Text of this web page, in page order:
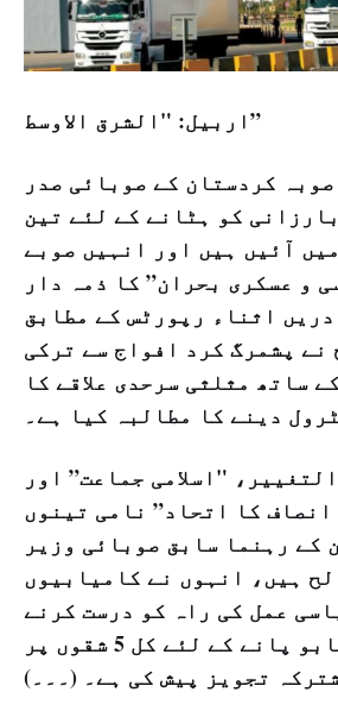
اربيل: "الشرق الاوسط”
کردستان کے صوبائی صدر
کو ہٹانے کے لئے تین
آئیں ہیں اور انہیں صوبے
و عسکری بحران” کا ذمہ دار
اثناء رپورٹس کے مطابق
نے پشمرگ کرد افواج سے ترکی
ساتھ مثلثی سرحدی علاقے کا
دینے کا مطالبہ کیا ہے۔
"اسلامی جماعت” اور
کا اتحاد” نامی تینوں
کے رہنما سابق صوبائی وزیر
ہیں، انہوں نے کامیابیوں
عمل کی راہ کو درست کرنے
اور بحران پر قابو پانے کے لئے کل 5 شقوں پر
تجویز پیش کی ہے۔ (۔۔۔)